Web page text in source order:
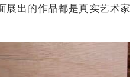
展出的作品都是真实艺术家